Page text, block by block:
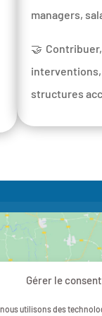
Gérer le
utilisons des
managers,
structures
pour accepter les